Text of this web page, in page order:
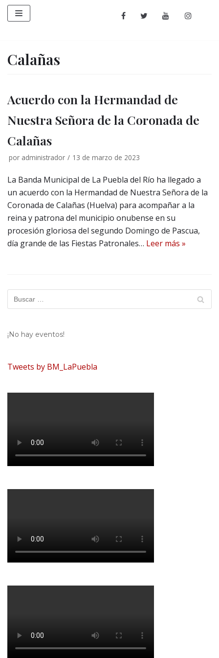
Saltar
al
Calañas
Acuerdo con la Hermandad de
Nuestra Señora de la Coronada de
Calañas
por administrador 13 de marzo de 2023
La Banda Municipal de La Puebla del Río ha llegado a
un acuerdo con la Hermandad de Nuestra Señora de la
Coronada de Calañas (Huelva) para acompañar a la
reina y patrona del municipio onubense en su
procesión gloriosa del segundo Domingo de Pascua,
día grande de las Fiestas Patronales… Leer más »
¡No hay eventos!
Tweets by BM_LaPuebla